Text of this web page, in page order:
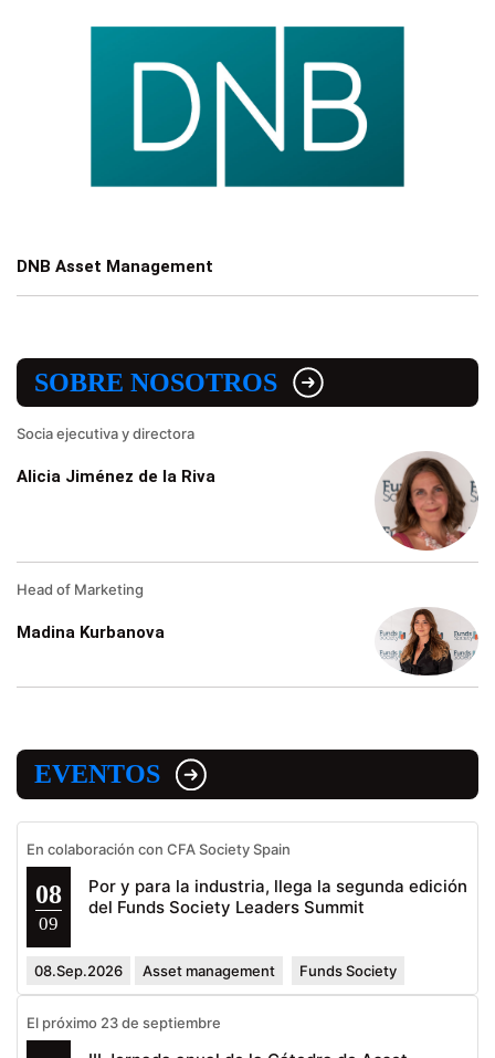
DNB Asset Management
SOBRE NOSOTROS
Socia ejecutiva y directora
Alicia Jiménez de la Riva
Head of Marketing
Madina Kurbanova
EVENTOS
En colaboración con CFA Society Spain
08
09
Por y para la industria, llega la segunda edición
del Funds Society Leaders Summit
08.Sep.2026 Asset management Funds Society
El próximo 23 de septiembre